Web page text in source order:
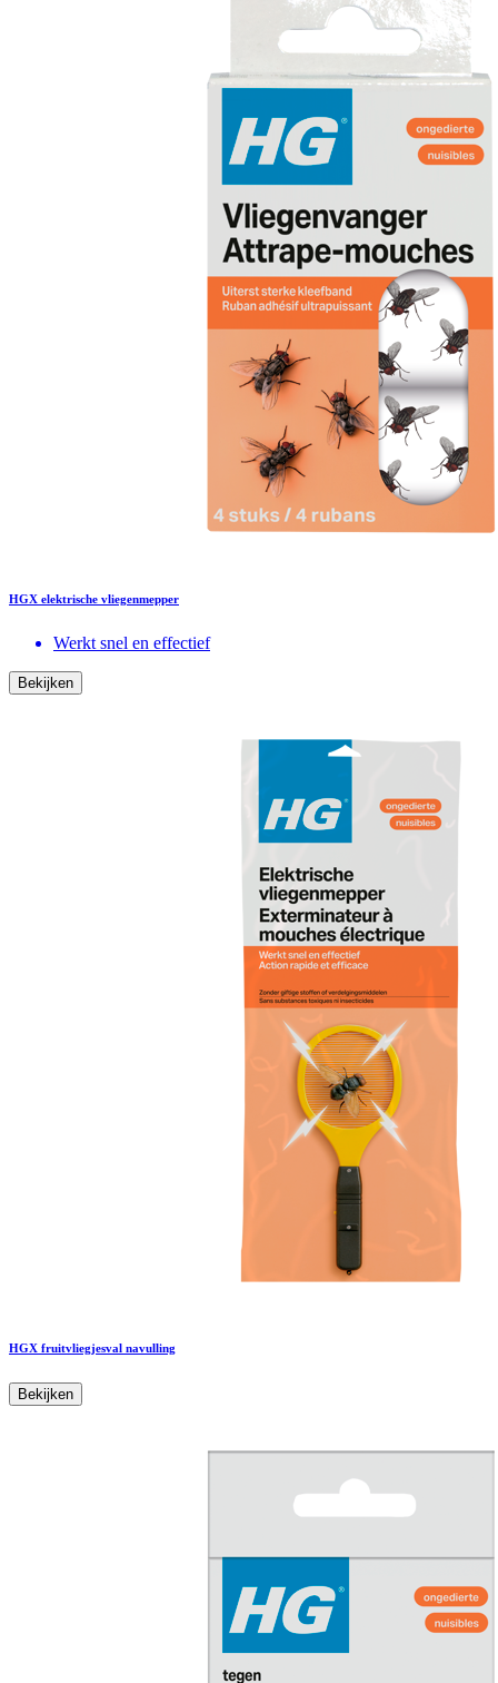
HGX elektrische vliegenmepper
Werkt snel en effectief
Bekijken
HGX fruitvliegjesval navulling
Bekijken